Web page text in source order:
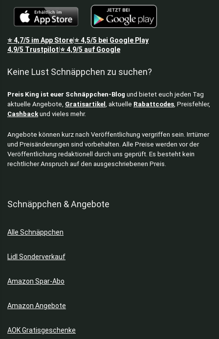
⭐4,7/5 im App Store⭐4,5/5 bei Google Play
4,9/5 Trustpilot ⭐4,9/5 auf Google
Keine Lust Schnäppchen zu suchen?
Preis King ist euer Schnäppchen-Blog und bietet euch jeden Tag
aktuelle Angebote, Gratisartikel , aktuelle Rabattcodes , Preisfehler,
Cashback und vieles mehr.
Angebote können kurz nach Veröffentlichung vergriffen sein. Irrtümer
und Preisänderungen sind vorbehalten. Alle Preise werden vor der
Veröffentlichung redaktionell durch uns geprüft. Es besteht kein
rechtlicher Anspruch auf den ausgeschriebenen Preis.
Schnäppchen & Angebote
Alle Schnäppchen
Lidl Sonderverkauf
Amazon Spar-Abo
Amazon Angebote
AOK Gratisgeschenke